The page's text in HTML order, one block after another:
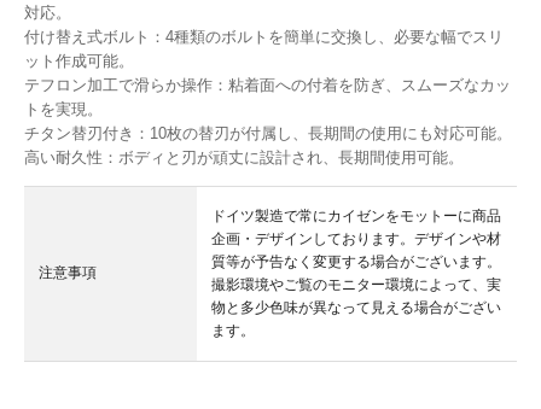
対応。
付け替え式ボルト：4種類のボルトを簡単に交換し、必要な幅でスリ
ット作成可能。
テフロン加工で滑らか操作：粘着面への付着を防ぎ、スムーズなカッ
トを実現。
チタン替刃付き：10枚の替刃が付属し、長期間の使用にも対応可能。
高い耐久性：ボディと刃が頑丈に設計され、長期間使用可能。
注意事項
ドイツ製造で常にカイゼンをモットーに商品
企画・デザインしております。デザインや材
質等が予告なく変更する場合がございます。
撮影環境やご覧のモニター環境によって、実
物と多少色味が異なって見える場合がござい
ます。